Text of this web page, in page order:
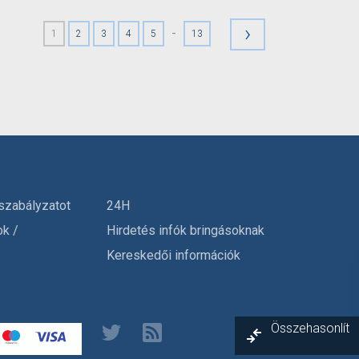
1 2 3 4 5 - 13 ›
/
24H
Hirdetés infók bringásoknak
Kereskedői információk
Összehasonlít